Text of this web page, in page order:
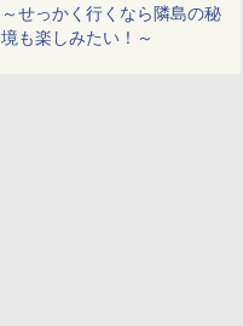
～せっかく行くなら隣島の秘
境も楽しみたい！～